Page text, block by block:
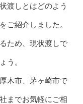
渡しとはどのよう
ご紹介しました。
ため、現状渡しで
う。
木市、茅ヶ崎市で
までお気軽にご相